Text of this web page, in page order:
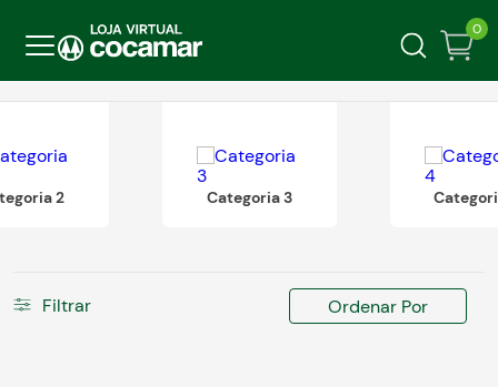
0
2 Categoria 3
Filtrar Ordenar Por